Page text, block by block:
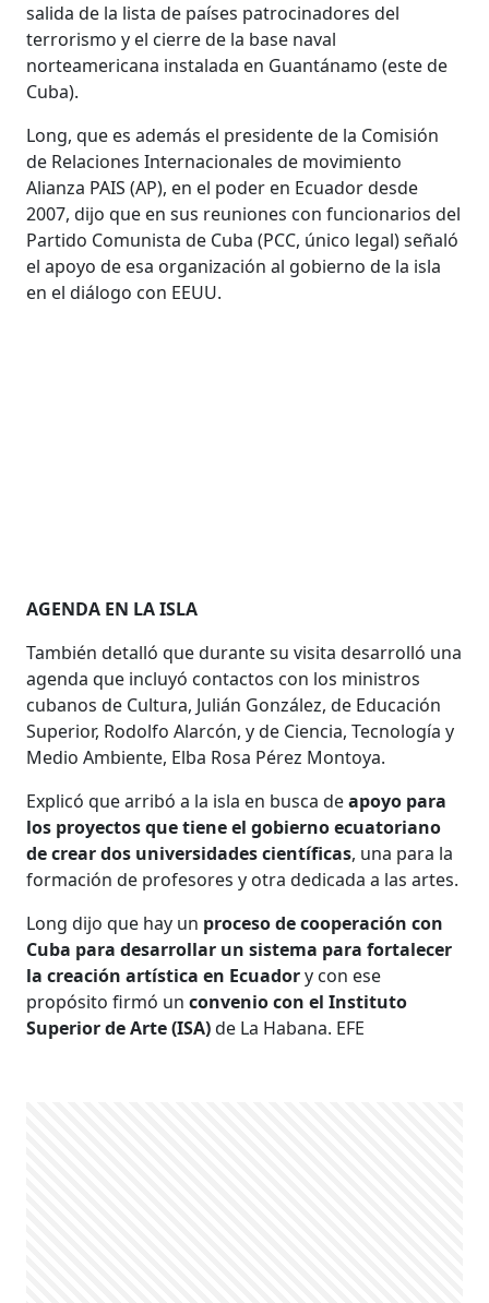
salida de la lista de países patrocinadores del
terrorismo y el cierre de la base naval
norteamericana instalada en Guantánamo (este de
Cuba).
Long, que es además el presidente de la Comisión
de Relaciones Internacionales de movimiento
Alianza PAIS (AP), en el poder en Ecuador desde
2007, dijo que en sus reuniones con funcionarios del
Partido Comunista de Cuba (PCC, único legal) señaló
el apoyo de esa organización al gobierno de la isla
en el diálogo con EEUU.
AGENDA EN LA ISLA
También detalló que durante su visita desarrolló una
agenda que incluyó contactos con los ministros
cubanos de Cultura, Julián González, de Educación
Superior, Rodolfo Alarcón, y de Ciencia, Tecnología y
Medio Ambiente, Elba Rosa Pérez Montoya.
Explicó que arribó a la isla en busca deapoyo para
los proyectos que tiene el gobierno ecuatoriano
de crear dos universidades científicas, una para la
formación de profesores y otra dedicada a las artes.
Long dijo que hay un proceso de cooperación con
Cuba para desarrollar un sistema para fortalecer
la creación artística en Ecuadory con ese
propósito firmó unconvenio con el Instituto
Superior de Arte (ISA)de La Habana. EFE